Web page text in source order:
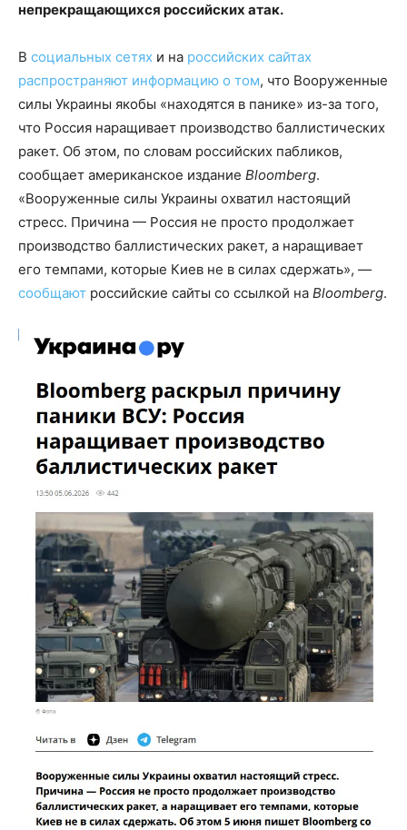
непрекращающихся российских атак.
В социальных сетях и на российских сайтах
распространяют информацию о том, что Вооруженные
силы Украины якобы «находятся в панике» из-за того,
что Россия наращивает производство баллистических
ракет. Об этом, по словам российских пабликов,
сообщает американское издание Bloomberg.
«Вооруженные силы Украины охватил настоящий
стресс. Причина — Россия не просто продолжает
производство баллистических ракет, а наращивает
его темпами, которые Киев не в силах сдержать», —
сообщают российские сайты со ссылкой на Bloomberg.